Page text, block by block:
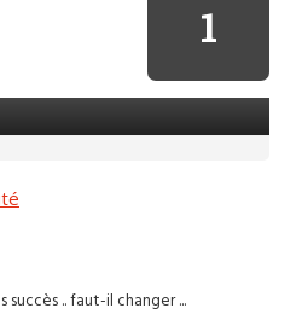
1
.. faut-il changer ...